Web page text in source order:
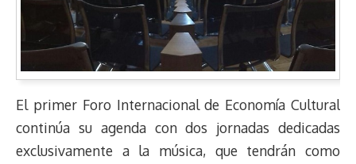
El primer Foro Internacional de Economía Cultural
continúa su agenda con dos jornadas dedicadas
exclusivamente a la música, que tendrán como